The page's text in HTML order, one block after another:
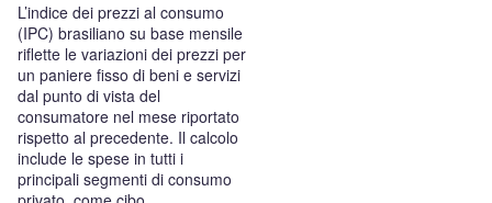
L’indice dei prezzi al consumo
(IPC) brasiliano su base mensile
riflette le variazioni dei prezzi per
un paniere fisso di beni e servizi
dal punto di vista del
consumatore nel mese riportato
rispetto al precedente. Il calcolo
include le spese in tutti i
principali segmenti di consumo